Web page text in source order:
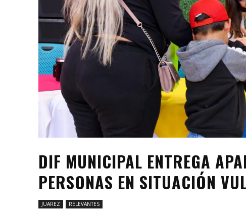
DIF MUNICIPAL ENTREGA
PERSONAS EN SITUACIÓN
JUAREZ RELEVANTES